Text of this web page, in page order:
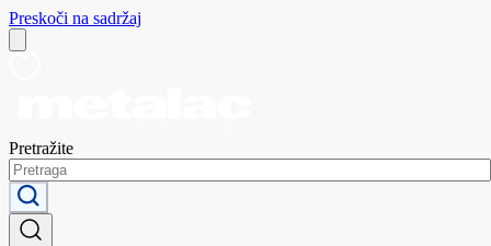
Preskoči na sadržaj
Pretražite